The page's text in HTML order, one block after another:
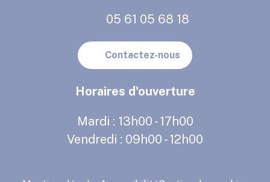
05 61 05 68 18
Contactez-nous
Horaires d'ouverture
Mardi : 13h00 - 17h00
Vendredi : 09h00 - 12h00